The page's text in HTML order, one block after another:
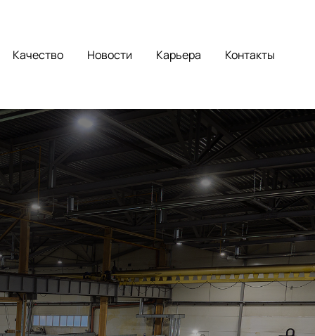
Качество Новости Карьера Контакты